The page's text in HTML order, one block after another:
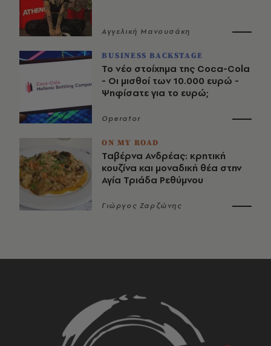
Αγγελική Μανουσάκη
BUSINESS BACKSTAGE
Το νέο στοίχημα της Coca-Cola
- Οι μισθοί των 10.000 ευρώ -
Ψηφίσατε για το ευρώ;
Operator
ON MY ROAD
Ταβέρνα Ανδρέας: κρητική
κουζίνα και μοναδική θέα στην
Αγία Τριάδα Ρεθύμνου
Γιώργος Ζαρζώνης